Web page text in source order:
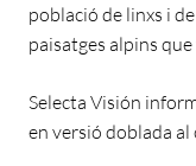
població de linxs i
paisatges alpins
Selecta Visión
en versió doblada al